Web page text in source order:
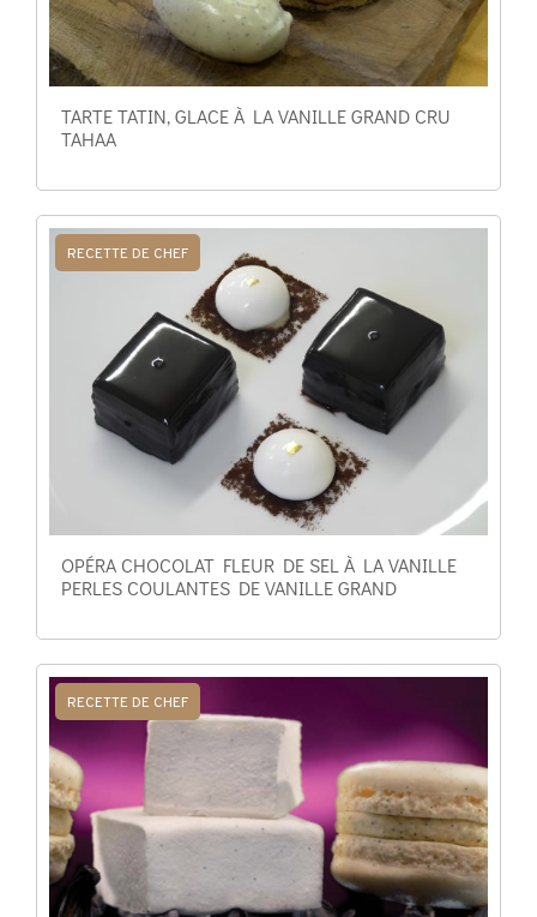
TARTE TATIN, GLACE À LA VANILLE GRAND CRU
TAHAA
OPÉRA CHOCOLAT FLEUR DE SEL À LA VANILLE
PERLES COULANTES DE VANILLE GRAND
RECETTE DE CHEF
RECETTE DE CHEF